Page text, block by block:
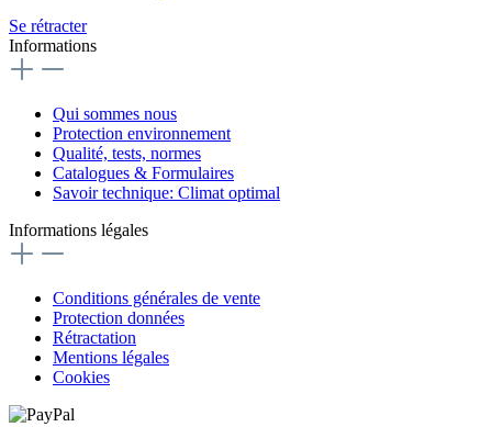
Se rétracter
Informations
Qui sommes nous
Protection environnement
Qualité, tests, normes
Catalogues & Formulaires
Savoir technique: Climat optimal
Informations légales
Conditions générales de vente
Protection données
Rétractation
Mentions légales
Cookies